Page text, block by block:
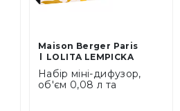
Maison Berger Paris
LOLITA LEMPICKA
Набір міні-дифузор,
об'єм 0,08 л та